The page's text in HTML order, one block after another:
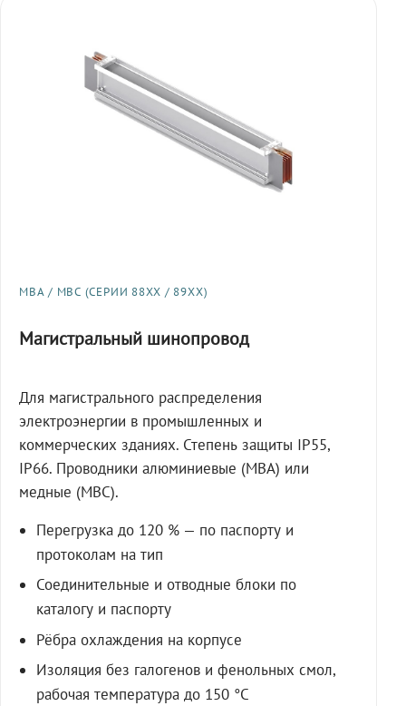
МВА / МВС (СЕРИИ 88XX / 89XX)
Магистральный шинопровод
Для магистрального распределения
электроэнергии в промышленных и
коммерческих зданиях. Степень защиты IP55,
IP66. Проводники алюминиевые (МВА) или
медные (МВС).
Перегрузка до 120 % — по паспорту и
протоколам на тип
Соединительные и отводные блоки по
каталогу и паспорту
Рёбра охлаждения на корпусе
Изоляция без галогенов и фенольных смол,
рабочая температура до 150 °C